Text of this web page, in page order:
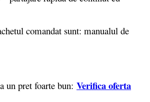
comandat sunt: manualul de
pret foarte bun: Verifica oferta